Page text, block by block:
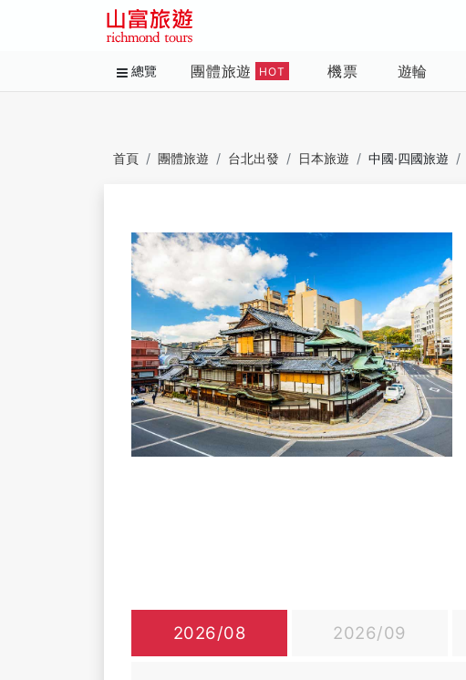
總覽 團體旅遊 HOT 機票 遊輪
首頁 團體旅遊 台北出發 日本旅遊 中國‧四國旅遊
2026/08 2026/09